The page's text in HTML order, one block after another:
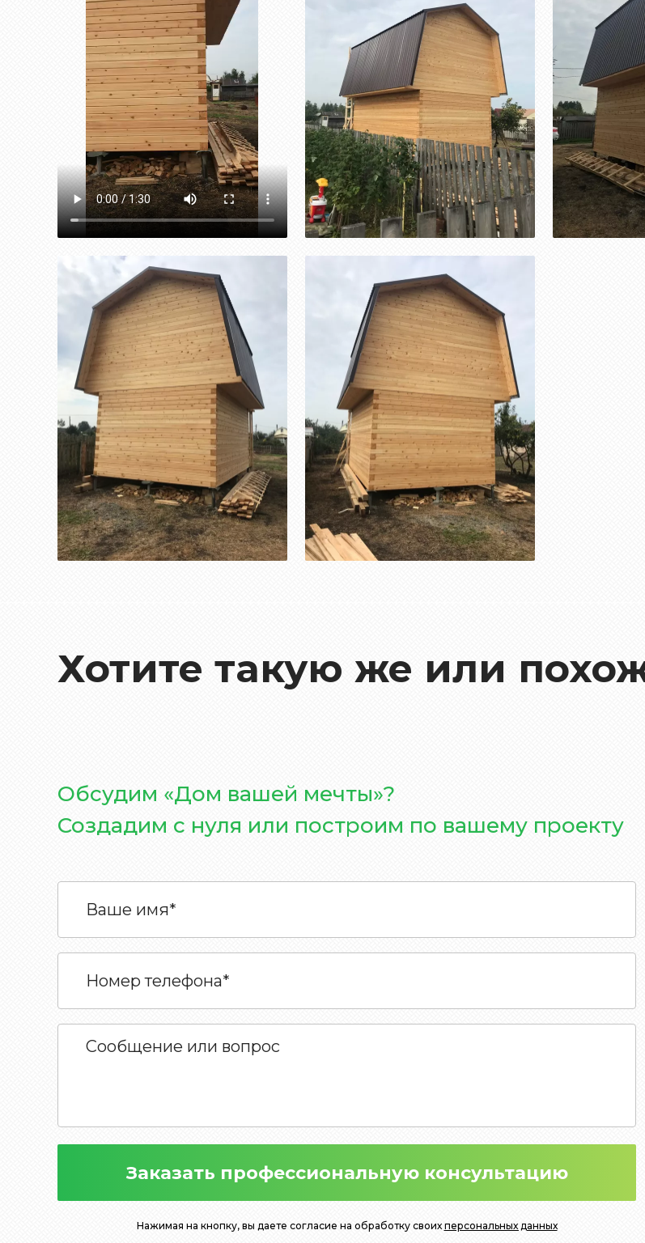
Хотите такую же или
Обсудим «Дом вашей мечты»?
Создадим с нуля или построим по вашему проекту
Заказать профессиональную консультацию
Нажимая на кнопку, вы даете согласие на обработку своихперсональных данных